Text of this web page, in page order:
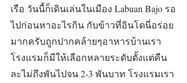
เรือ วันนี้ก็เดินเล่นในเมือง Labuan Bajo รอ
ไปก่อนหาอะไรกิน กับข้าวที่อินโดนี่อร่อย
มากครับถูกปากคล้ายๆอาหารบ้านเรา
โรงแรมก็มีให้เลือกหลายระดับตั้งแต่คืน
ละไม่ถึงพันไปจน 2-3 พันบาท โรงแรมเรา